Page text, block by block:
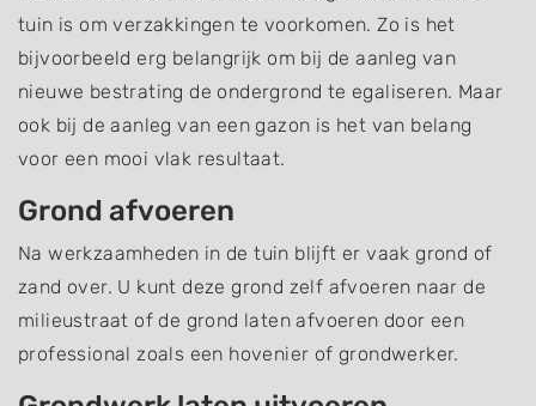
tuin is om verzakkingen te voorkomen. Zo is het
bijvoorbeeld erg belangrijk om bij de aanleg van
nieuwe bestrating de ondergrond te egaliseren. Maar
ook bij de aanleg van een gazon is het van belang
voor een mooi vlak resultaat.
Grond afvoeren
Na werkzaamheden in de tuin blijft er vaak grond of
zand over. U kunt deze grond zelf afvoeren naar de
milieustraat of de grond laten afvoeren door een
professional zoals een hovenier of grondwerker.